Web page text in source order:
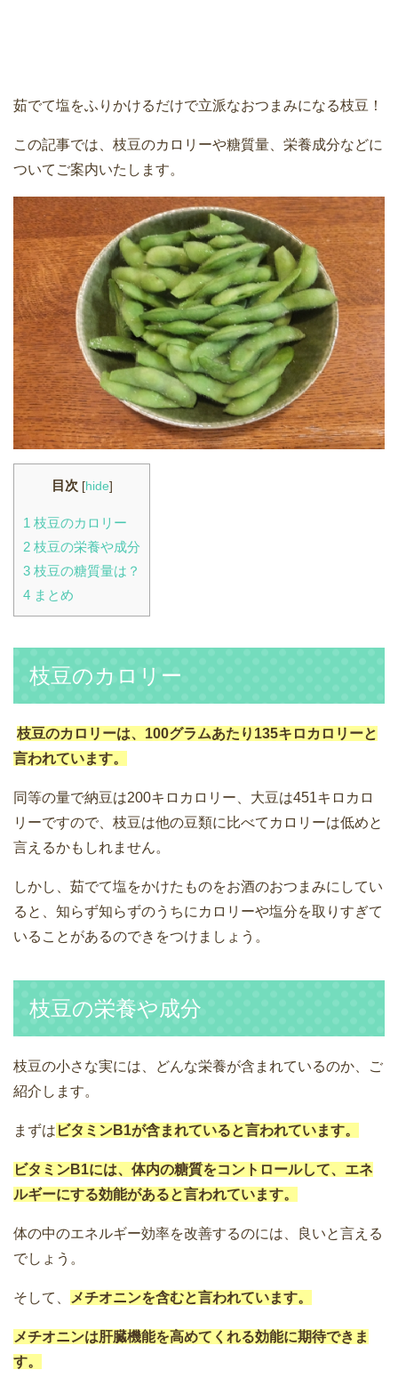
茹でて塩をふりかけるだけで立派なおつまみになる枝豆！
この記事では、枝豆のカロリーや糖質量、栄養成分などに
ついてご案内いたします。
目次 [hide]
1 枝豆のカロリー
2 枝豆の栄養や成分
3 枝豆の糖質量は？
4 まとめ
枝豆のカロリー
枝豆のカロリーは、100グラムあたり135キロカロリーと
言われています。
同等の量で納豆は200キロカロリー、大豆は451キロカロ
リーですので、枝豆は他の豆類に比べてカロリーは低めと
言えるかもしれません。
しかし、茹でて塩をかけたものをお酒のおつまみにしてい
ると、知らず知らずのうちにカロリーや塩分を取りすぎて
いることがあるのできをつけましょう。
枝豆の栄養や成分
枝豆の小さな実には、どんな栄養が含まれているのか、ご
紹介します。
まずは ビタミンB1が含まれていると言われています。
ビタミンB1には、体内の糖質をコントロールして、エネ
ルギーにする効能があると言われています。
体の中のエネルギー効率を改善するのには、良いと言える
でしょう。
そして、 メチオニンを含むと言われています。
メチオニンは肝臓機能を高めてくれる効能に期待できま
す。